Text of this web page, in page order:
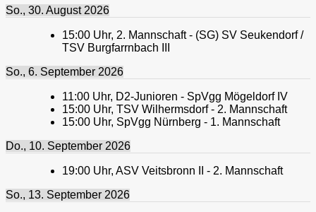
So., 30. August 2026
15:00 Uhr, 2. Mannschaft - (SG) SV Seukendorf /
TSV Burgfarrnbach III
So., 6. September 2026
11:00 Uhr, D2-Junioren - SpVgg Mögeldorf IV
15:00 Uhr, TSV Wilhermsdorf - 2. Mannschaft
15:00 Uhr, SpVgg Nürnberg - 1. Mannschaft
Do., 10. September 2026
19:00 Uhr, ASV Veitsbronn II - 2. Mannschaft
So., 13. September 2026